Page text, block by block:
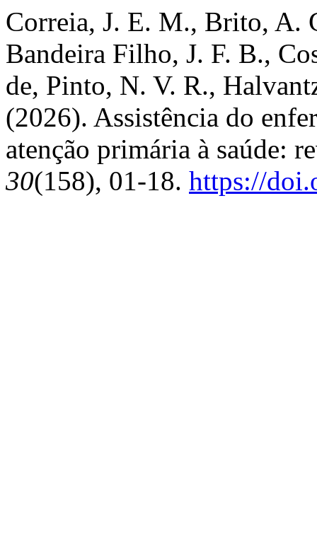
Correia, J. E. M., Brito, A.
Bandeira Filho, J. F. B.,
de, Pinto, N. V. R.,
(2026). Assistência do
atenção primária à saúde:
30(158), 01-18. https://